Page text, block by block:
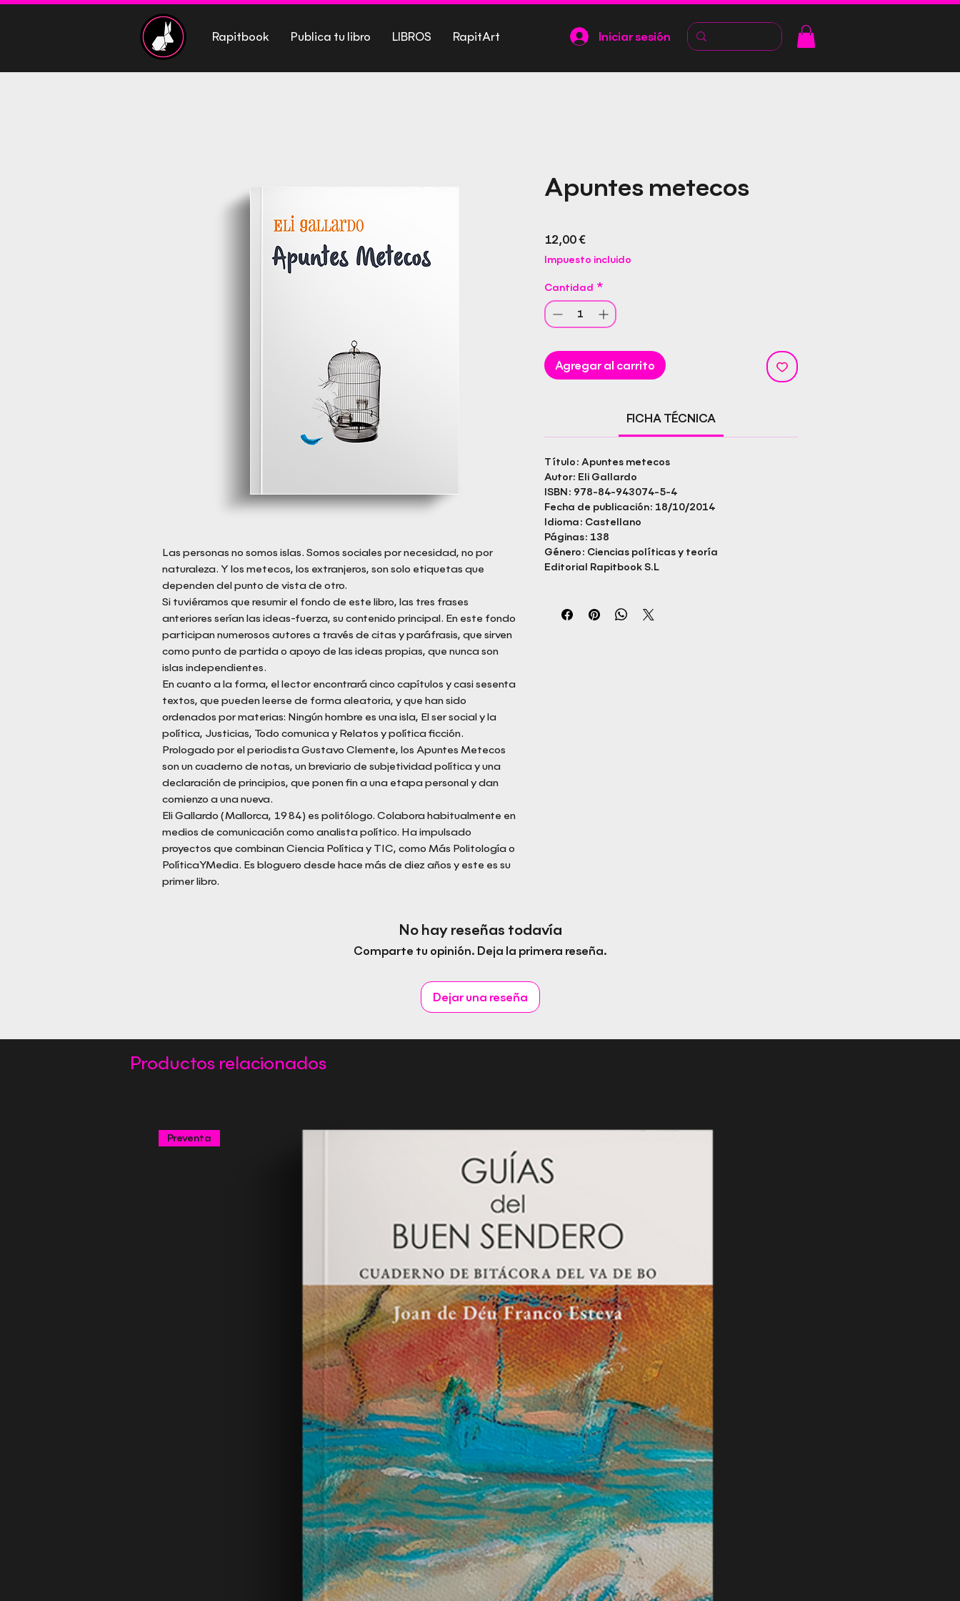
Rapitbook Publica tu libro LIBROS RapitArt Iniciar sesión
Las personas no somos islas. Somos sociales por necesidad, no por
naturaleza. Y los metecos, los extranjeros, son solo etiquetas que
dependen del punto de vista de otro.
Si tuviéramos que resumir el fondo de este libro, las tres frases
anteriores serían las ideas-fuerza, su contenido principal. En este fondo
participan numerosos autores a través de citas y paráfrasis, que sirven
como punto de partida o apoyo de las ideas propias, que nunca son
islas independientes.
En cuanto a la forma, el lector encontrará cinco capítulos y casi sesenta
textos, que pueden leerse de forma aleatoria, y que han sido
ordenados por materias: Ningún hombre es una isla, El ser social y la
política, Justicias, Todo comunica y Relatos y política ficción.
Prologado por el periodista Gustavo Clemente, los Apuntes Metecos
son un cuaderno de notas, un breviario de subjetividad política y una
declaración de principios, que ponen fin a una etapa personal y dan
comienzo a una nueva.
Eli Gallardo (Mallorca, 1984) es politólogo. Colabora habitualmente en
medios de comunicación como analista político. Ha impulsado
proyectos que combinan Ciencia Política y TIC, como Más Politología o
PolíticaYMedia. Es bloguero desde hace más de diez años y este es su
primer libro.
Apuntes metecos
12,00 €Precio
Impuesto incluido
Cantidad *
Agregar al carrito
FICHA TÉCNICA
Título: Apuntes metecos
Autor: Eli Gallardo
ISBN: 978-84-943074-5-4
Fecha de publicación: 18/10/2014
Idioma: Castellano
Páginas: 138
Género: Ciencias políticas y teoría
Editorial Rapitbook S.L
No hay reseñas todavía
Comparte tu opinión. Deja la primera reseña.
Dejar una reseña
Productos relacionados
Preventa